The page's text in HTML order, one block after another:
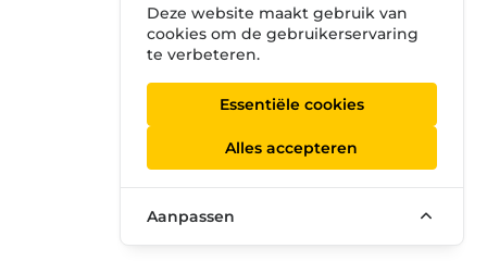
Deze website maakt gebruik van
cookies om de gebruikerservaring
te verbeteren.
Essentiële cookies
Alles accepteren
Aanpassen